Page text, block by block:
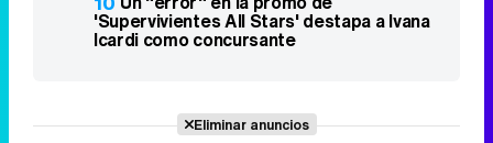
'Supervivientes All Stars' destapa a Ivana
Icardi como concursante
Eliminar anuncios